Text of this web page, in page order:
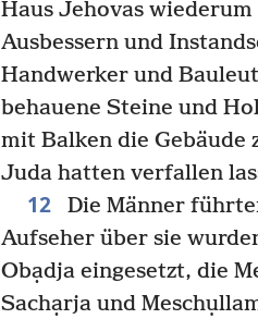
Haus Jehovas
Ausbessern und
Handwerker und
behauene Steine und
mit Balken die Gebäude
Juda hatten verfallen
12 Die Männer
Aufseher über sie
Obạdja eingesetzt, die
Sachạrja und